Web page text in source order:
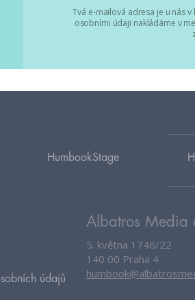
Tvá e-mailová adresa je u nás v
osobními údaji nakládáme v
HumbookStage
údajů
Albatros Media
5. května 1746/22
140 00 Praha 4